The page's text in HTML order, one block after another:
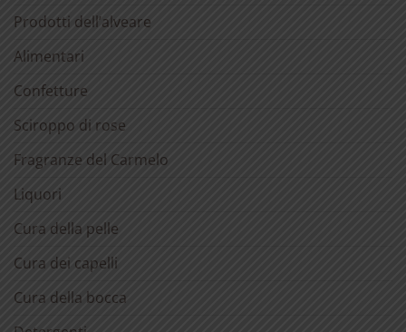
Prodotti dell’alveare
Alimentari
Confetture
Sciroppo di rose
Fragranze del Carmelo
Liquori
Cura della pelle
Cura dei capelli
Cura della bocca